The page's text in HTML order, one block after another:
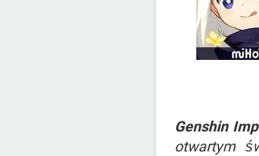
Genshin
otwartym